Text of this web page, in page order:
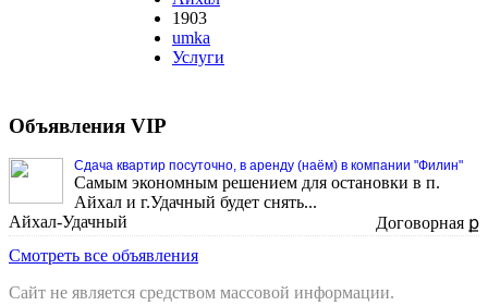
1903
umka
Услуги
Объявления VIP
Сдача квартир посуточно, в аренду (наём) в компании "Филин"
Самым экономным решением для остановки в п.
Айхал и г.Удачный будет снять...
Айхал-Удачный
Договорная ք
Смотреть все объявления
Сайт не является средством массовой информации.